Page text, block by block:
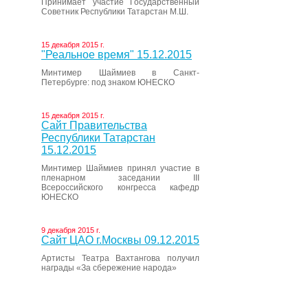
Принимает участие Государственный
Советник Республики Татарстан М.Ш.
15 декабря 2015 г.
"Реальное время" 15.12.2015
Минтимер Шаймиев в Санкт-
Петербурге: под знаком ЮНЕСКО
15 декабря 2015 г.
Сайт Правительства
Республики Татарстан
15.12.2015
Минтимер Шаймиев принял участие в
пленарном заседании III
Всероссийского конгресса кафедр
ЮНЕСКО
9 декабря 2015 г.
Сайт ЦАО г.Москвы 09.12.2015
Артисты Театра Вахтангова получил
награды «За сбережение народа»